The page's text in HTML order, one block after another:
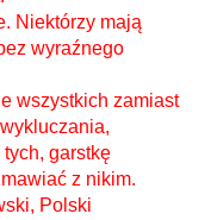
Niektórzy mają
wyraźnego
wszystkich zamiast
garstkę
z nikim.
Polski